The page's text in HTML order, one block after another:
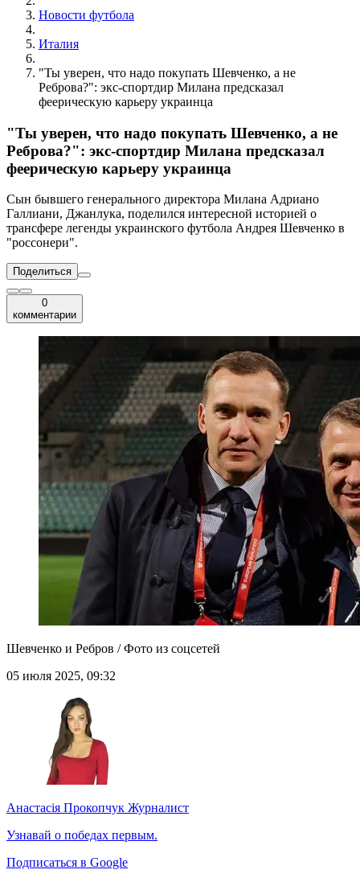
Новости футбола
Италия
"Ты уверен, что надо покупать Шевченко, а не
Реброва?": экс-спортдир Милана предсказал
феерическую карьеру украинца
"Ты уверен, что надо покупать Шевченко, а не
Реброва?": экс-спортдир Милана предсказал
феерическую карьеру украинца
Сын бывшего генерального директора Милана Адриано
Галлиани, Джанлука, поделился интересной историей о
трансфере легенды украинского футбола Андрея Шевченко в
"россонери".
Поделиться
0
комментарии
Шевченко и Ребров / Фото из соцсетей
05 июля 2025, 09:32
Анастасія Прокопчук Журналист
Узнавай о победах первым.
Подписаться в Google